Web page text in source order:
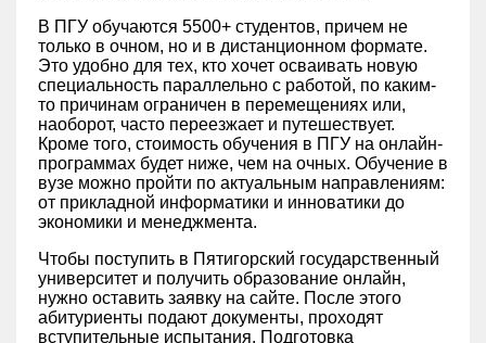
В ПГУ обучаются 5500+ студентов, причем не
только в очном, но и в дистанционном формате.
Это удобно для тех, кто хочет осваивать новую
специальность параллельно с работой, по каким-
то причинам ограничен в перемещениях или,
наоборот, часто переезжает и путешествует.
Кроме того, стоимость обучения в ПГУ на онлайн-
программах будет ниже, чем на очных. Обучение в
вузе можно пройти по актуальным направлениям:
от прикладной информатики и инноватики до
экономики и менеджмента.
Чтобы поступить в Пятигорский государственный
университет и получить образование онлайн,
нужно оставить заявку на сайте. После этого
абитуриенты подают документы, проходят
вступительные испытания. Подготовка